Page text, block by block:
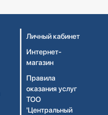
Личный кабинет
Интернет-
магазин
Правила
оказания услуг
ТОО
'Центральный